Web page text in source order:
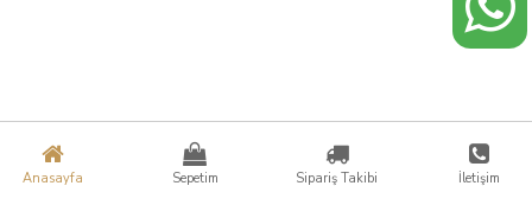
Anasayfa Sepetim Sipariş Takibi İletişim